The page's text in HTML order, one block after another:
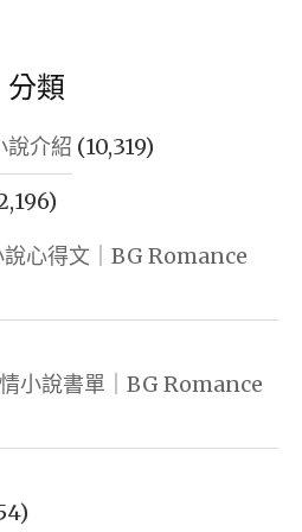
分類
說介紹 (10,319)
說心得文｜BG Romance
小說書單｜BG Romance